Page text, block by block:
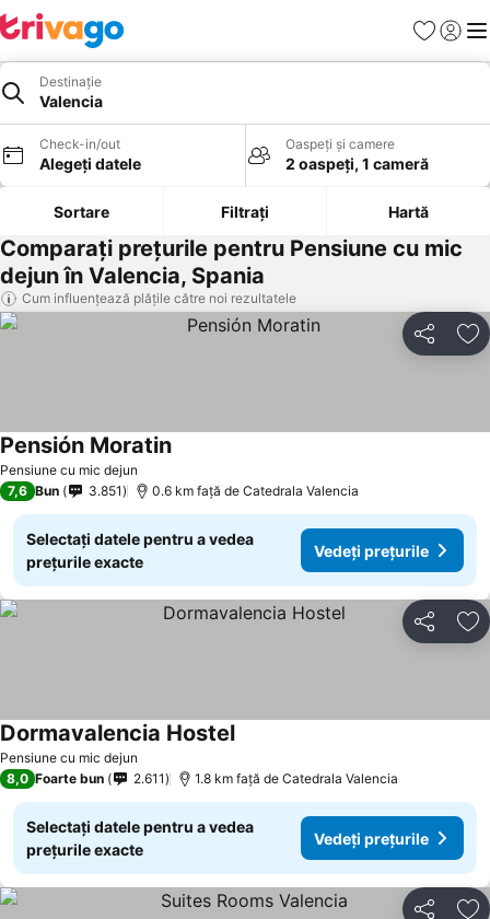
Favorite
Destinație
Valencia
Check-in/out
Alegeți datele
Oaspeți și camere
2 oaspeți, 1 cameră
Sortare Filtrați Hartă
Comparați prețurile pentru Pensiune cu mic
dejun în Valencia, Spania
Cum influențează plățile către noi rezultatele
Distribuiți
Pensiune cu mic dejun
Pensión MoratinVedeți prețurile
7,6 Bun 3.851 0.6 km faţă de Catedrala Valencia
Selectați datele pentru a vedea
prețurile exacte
Vedeți prețurile
Distribuiți
Pensiune cu mic dejun
Dormavalencia HostelVedeți prețurile
8,0 Foarte bun 2.611 1.8 km faţă de Catedrala Valencia
Selectați datele pentru a vedea
prețurile exacte
Vedeți prețurile